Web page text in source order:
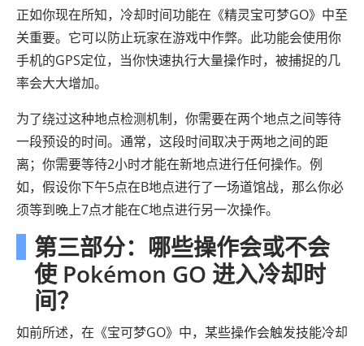
正如你现在所知，冷却时间功能在《精灵宝可梦GO》中至
关重要。它可以防止玩家在游戏中作弊。此功能会使用你
手机的GPS定位，当你快速执行大量操作时，被捕捉的几
率会大大增加。
为了绕过这种地点检测机制，你需要在两个地点之间等待
一段预设的时间。通常，这段时间取决于两地之间的距
离；你需要等待2小时才能在新地点进行任何操作。例
如，假设你下午5点在B地点进行了一场道馆战，那么你必
须等到晚上7点才能在C地点进行另一次操作。
第三部分：哪些操作会或不会
使 Pokémon GO 进入冷却时
间？
如前所述，在《宝可梦GO》中，某些操作会触发技能冷却